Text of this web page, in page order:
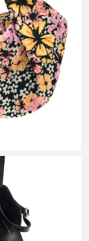
ハンドバッグ
ストラップシューズ